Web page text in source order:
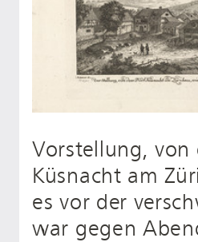
Vorstellung, von
Küsnacht am
es vor der
war gegen